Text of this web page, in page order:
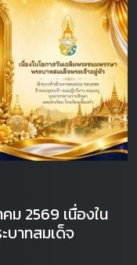
ม 2569 เนื่องใน
บาทสมเด็จ